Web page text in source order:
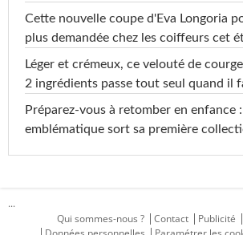
Cette nouvelle coupe d'Eva Longoria
plus demandée chez les coiffeurs cet
Léger et crémeux, ce velouté de
2 ingrédients passe tout seul quand il
Préparez-vous à retomber en enfance
emblématique sort sa première
...
Qui sommes-nous ?
Contact Publicité